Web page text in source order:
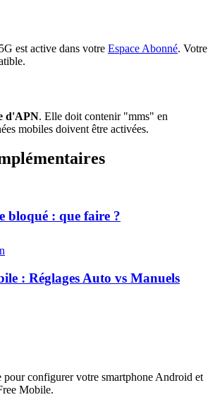
est active dans votre Espace Abonné. Votre
d'APN. Elle doit contenir "mms" en
mobiles doivent être activées.
bloqué : que faire ?
: Réglages Auto vs Manuels
pour configurer votre smartphone Android et
Mobile.